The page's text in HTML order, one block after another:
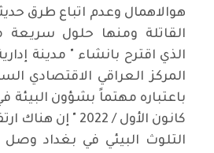
هوالاهمال وعدم اتباع طرق
القاتلة ومنها حلول سريعة
الذي اقترح بانشاء " مدينة
المركز العراقي الاقتصادي
كانون الأول / 2022 "
التلوث البيئي في بغداد